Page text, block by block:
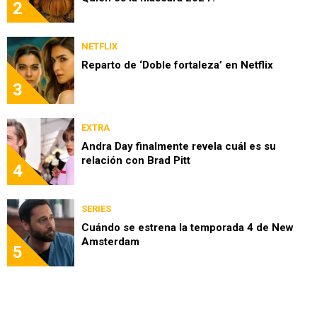
2
3
NETFLIX
Reparto de ‘Doble fortaleza’ en Netflix
4
EXTRA
Andra Day finalmente revela cuál es su
relación con Brad Pitt
5
SERIES
Cuándo se estrena la temporada 4 de New
Amsterdam